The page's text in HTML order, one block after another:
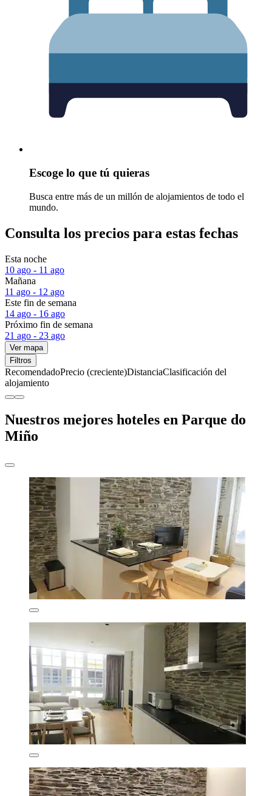
Escoge lo que tú quieras
Busca entre más de un millón de alojamientos de todo el
mundo.
Consulta los precios para estas fechas
Esta noche
10 ago - 11 ago
Mañana
11 ago - 12 ago
Este fin de semana
14 ago - 16 ago
Próximo fin de semana
21 ago - 23 ago
Ver mapa
Filtros
RecomendadoPrecio (creciente)DistanciaClasificación del
alojamiento
Nuestros mejores hoteles en Parque do
Miño